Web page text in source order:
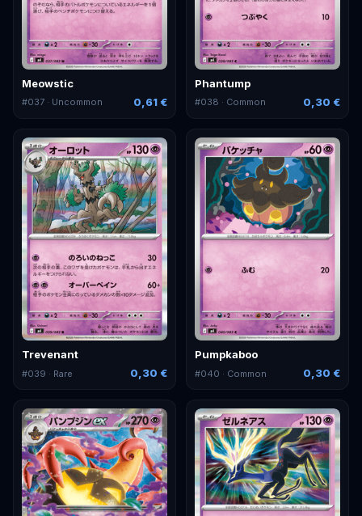
Meowstic
#037 · Uncommon 0,61 €
Phantump
#038 · Common 0,30 €
Trevenant
#039 · Rare 0,30 €
Pumpkaboo
#040 · Common 0,30 €